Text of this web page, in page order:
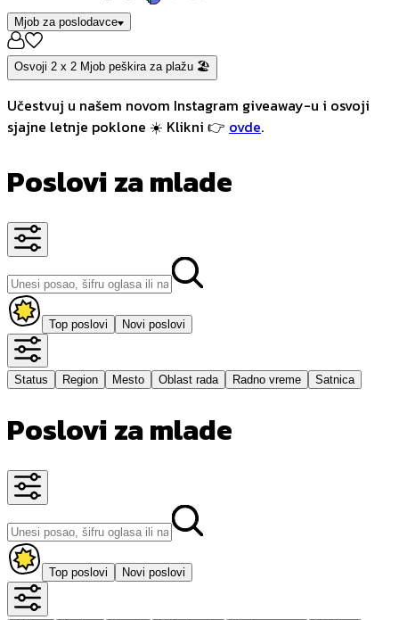
Mjob za poslodavce
Osvoji 2 x 2 Mjob peškira za plažu 🏖️
Učestvuj u našem novom Instagram giveaway-u i osvoji
sjajne letnje poklone ☀️ Klikni 👉 ovde.
Poslovi za mlade
Top poslovi Novi poslovi
Status Region Mesto Oblast rada Radno vreme Satnica
Poslovi za mlade
Top poslovi Novi poslovi